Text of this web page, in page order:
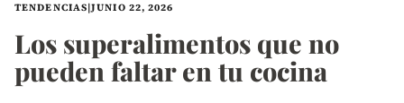
TENDENCIAS|JUNIO 22, 2026
Los superalimentos que no
pueden faltar en tu cocina